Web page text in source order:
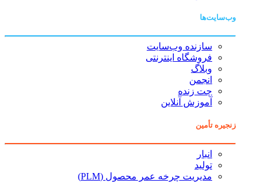
وب‌سایت‌ها
سازنده وب‌سایت
فروشگاه اینترنتی
وبلاگ
انجمن
چت زنده
آموزش آنلاین
زنجیره تأمین
انبار
تولید
مدیریت چرخه عمر محصول (PLM)